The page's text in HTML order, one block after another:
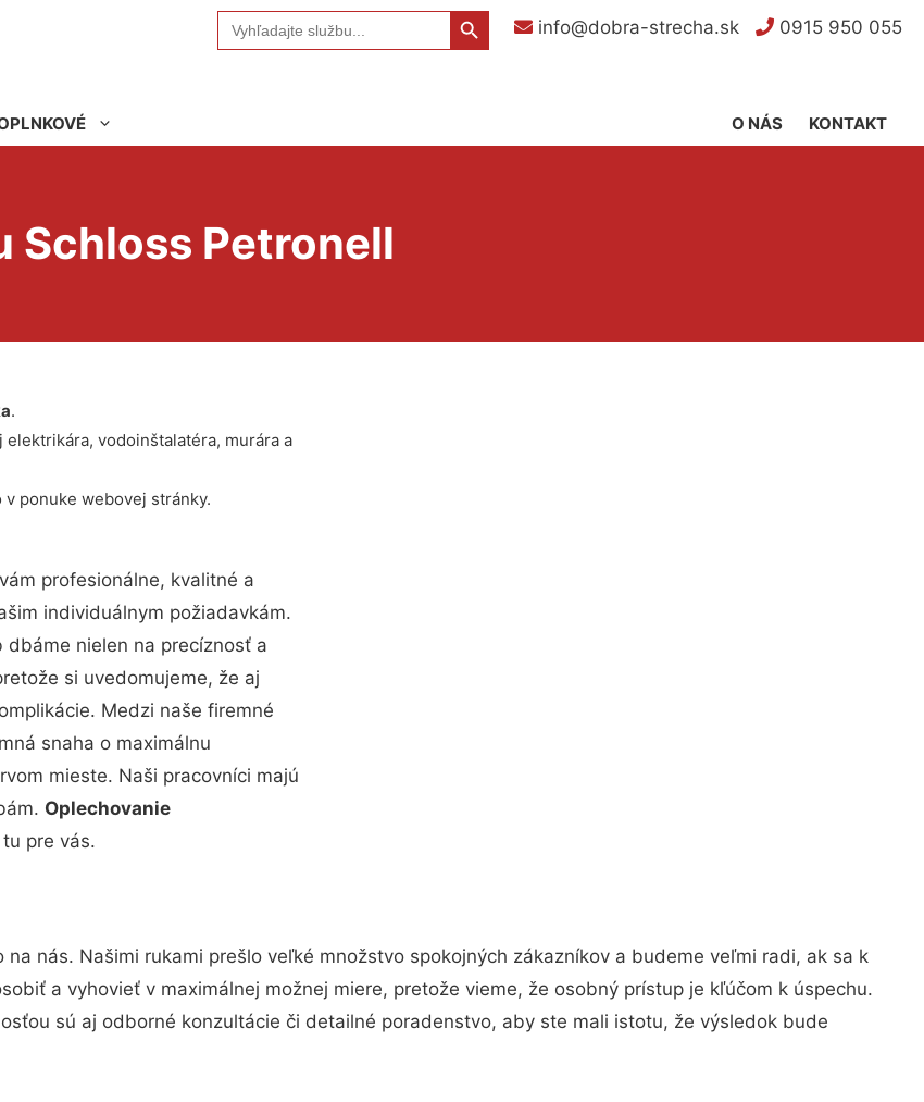
Search
for:
Search Button
info@dobra-strecha.sk
0915 950 055
KONTAKT
O NÁS
Schloss Petronell
.
vodoinštalatéra, murára a
ponuke webovej stránky.
profesionálne, kvalitné a
individuálnym požiadavkám.
nielen na precíznosť a
si uvedomujeme, že aj
Medzi naše firemné
snaha o maximálnu
mieste. Naši pracovníci majú
Oplechovanie
pre vás.
na nás. Našimi rukami prešlo veľké množstvo spokojných zákazníkov a budeme veľmi radi, ak sa k
a vyhovieť v maximálnej možnej miere, pretože vieme, že osobný prístup je kľúčom k úspechu.
sú aj odborné konzultácie či detailné poradenstvo, aby ste mali istotu, že výsledok bude